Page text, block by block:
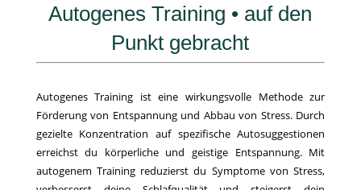
Autogenes Training • auf den
Punkt gebracht
Autogenes Training ist eine wirkungsvolle Methode zur
Förderung von Entspannung und Abbau von Stress. Durch
gezielte Konzentration auf spezifische Autosuggestionen
erreichst du körperliche und geistige Entspannung. Mit
autogenem Training reduzierst du Symptome von Stress,